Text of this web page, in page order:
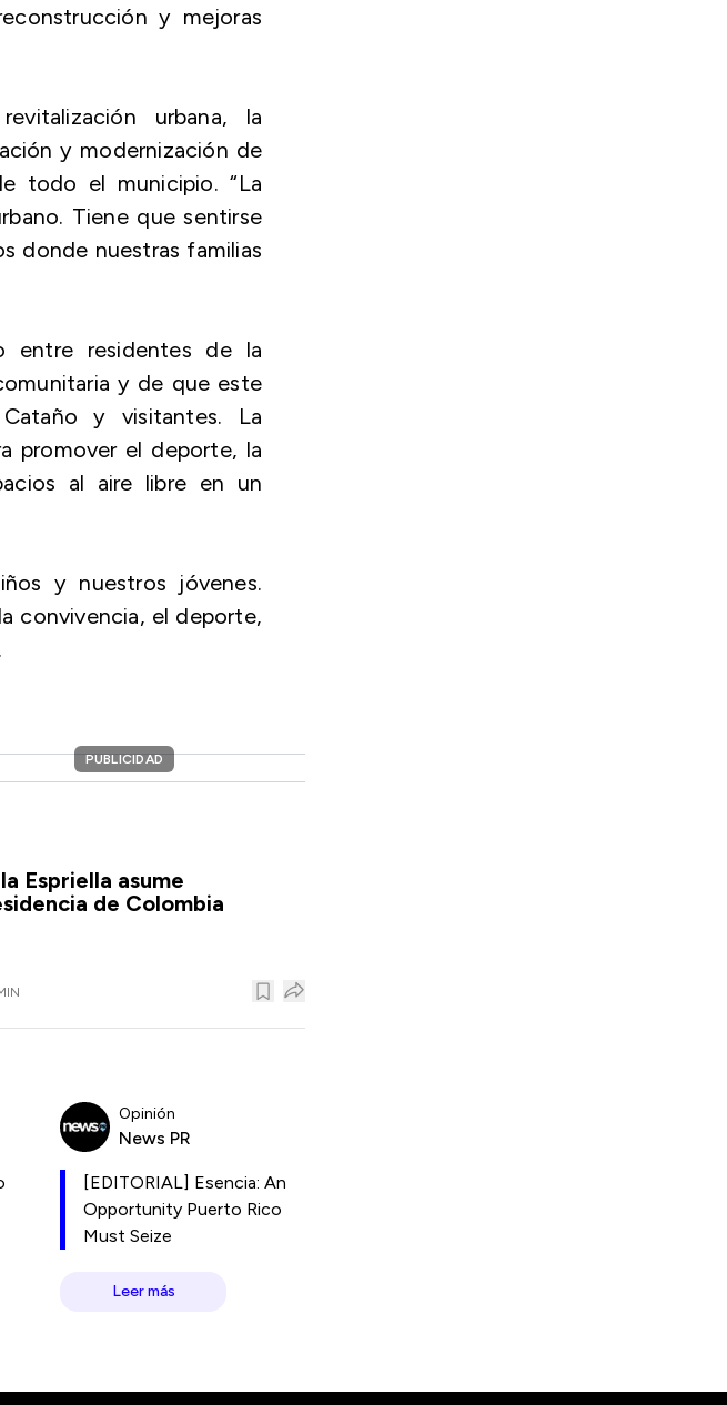
y mejoras
urbana, la
y modernización de
todo el municipio. “La
Tiene que sentirse
donde nuestras familias
entre residentes de la
y de que este
y visitantes. La
promover el deporte, la
al aire libre en un
y nuestros jóvenes.
convivencia, el deporte,
PUBLICIDAD
Espriella asume
de Colombia
Opinión
News PR
[EDITORIAL] Esencia: An
Opportunity Puerto Rico
Must Seize
Leer más